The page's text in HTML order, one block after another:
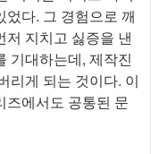
다. 그 경험으로 깨
지치고 싫증을 낸
기대하는데, 제작진
리게 되는 것이다. 이
즈에서도 공통된 문